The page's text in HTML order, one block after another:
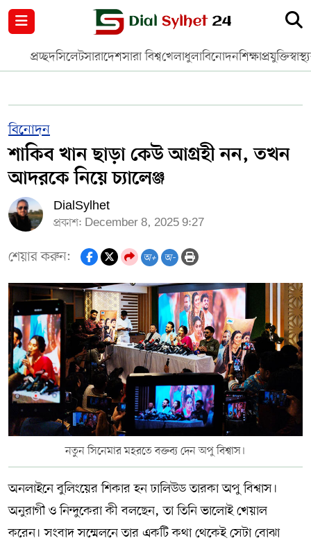
প্রচ্ছদসিলেটসারাদেশসারা বিশ্বখেলাধুলাবিনোদনশিক্ষাপ্রযুক্তি
বিনোদন
শাকিব খান ছাড়া কেউ আগ্রহী নন, তখন
আদরকে নিয়ে চ্যালেঞ্জ
DialSylhet
প্রকাশ: December 8, 2025 9:27
শেয়ার করুন: অ+ অ-
নতুন সিনেমার মহরতে বক্তব্য দেন অপু বিশ্বাস।
অনলাইনে বুলিংয়ের শিকার হন ঢালিউড তারকা অপু বিশ্বাস।
অনুরাগী ও নিন্দুকেরা কী বলছেন, তা তিনি ভালোই খেয়াল
করেন। সংবাদ সম্মেলনে তার একটি কথা থেকেই সেটা বোঝা
নগর পরিকল্পনা
সুনামগঞ্জ
হবিগঞ্জ
মৌলভীবাজার
জাতীয়
আন্তর্জাতিক
মুক্তমত
YOUTUBE
FACEBOOK
TERMS & CONDITIONS
EDITOR & PUBLISHER : SOHEL AHMED
ডায়ালসিলেট যাত্রা
CONTACT US
সম্পাদকীয় কলাম
ABOUT US
DIAL SYLHET